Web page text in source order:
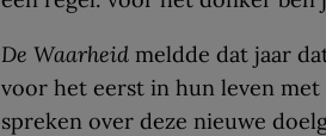
De Waarheid meldde dat jaar
voor het eerst in hun leven
spreken over deze nieuwe